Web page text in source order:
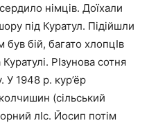
німців. Доїхали
під Куратул. Підійшли
бій, багато хлопцIв
РIзунова сотня
1948 р. кур’ёр
(сільський
лIс. Йосип потім